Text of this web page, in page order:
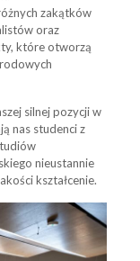
zakątków
oraz
które otworzą
silnej pozycji w
nas studenci z
nieustannie
kształcenie.